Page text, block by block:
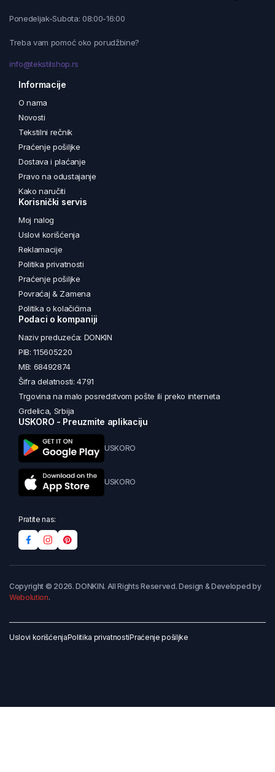
Ponedeljak-Subota: 08:00-16:00
Treba vam pomoć oko porudžbine?
info@tekstilshop.rs
Informacije
O nama
Novosti
Tekstilni rečnik
Praćenje pošiljke
Dostava i plaćanje
Pravo na odustajanje
Kako naručiti
Korisnički servis
Moj nalog
Uslovi korišćenja
Reklamacije
Politika privatnosti
Praćenje pošiljke
Povraćaj & Zamena
Politika o kolačićima
Podaci o kompaniji
Naziv preduzeća: DONKIN
PIB: 115605220
MB: 68492874
Šifra delatnosti: 4791
Trgovina na malo posredstvom pošte ili preko interneta
Grdelica, Srbija
USKORO - Preuzmite aplikaciju
USKORO
USKORO
Pratite nas:
Copyright © 2026. DONKIN. All Rights Reserved. Design & Developed by
Webolution.
Uslovi korišćenjaPolitika privatnostiPraćenje pošiljke